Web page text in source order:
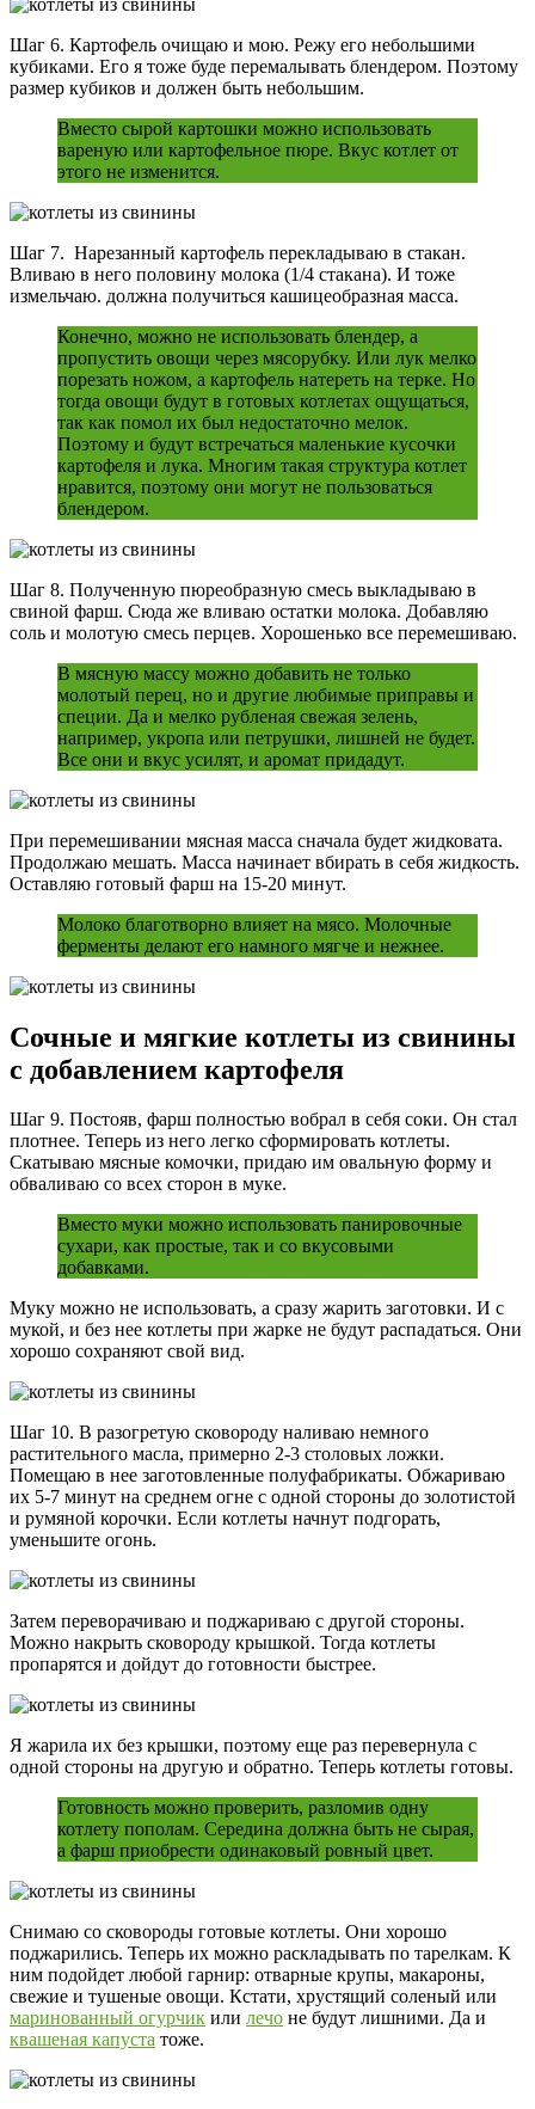
Шаг 6. Картофель очищаю и мою. Режу его небольшими
кубиками. Его я тоже буде перемалывать блендером. Поэтому
размер кубиков и должен быть небольшим.
Вместо сырой картошки можно использовать
вареную или картофельное пюре. Вкус котлет от
этого не изменится.
Шаг 7. Нарезанный картофель перекладываю в стакан.
Вливаю в него половину молока (1/4 стакана). И тоже
измельчаю. должна получиться кашицеобразная масса.
Конечно, можно не использовать блендер, а
пропустить овощи через мясорубку. Или лук мелко
порезать ножом, а картофель натереть на терке. Но
тогда овощи будут в готовых котлетах ощущаться,
так как помол их был недостаточно мелок.
Поэтому и будут встречаться маленькие кусочки
картофеля и лука. Многим такая структура котлет
нравится, поэтому они могут не пользоваться
блендером.
Шаг 8. Полученную пюреобразную смесь выкладываю в
свиной фарш. Сюда же вливаю остатки молока. Добавляю
соль и молотую смесь перцев. Хорошенько все перемешиваю.
В мясную массу можно добавить не только
молотый перец, но и другие любимые приправы и
специи. Да и мелко рубленая свежая зелень,
например, укропа или петрушки, лишней не будет.
Все они и вкус усилят, и аромат придадут.
При перемешивании мясная масса сначала будет жидковата.
Продолжаю мешать. Масса начинает вбирать в себя жидкость.
Оставляю готовый фарш на 15-20 минут.
Молоко благотворно влияет на мясо. Молочные
ферменты делают его намного мягче и нежнее.
Сочные и мягкие котлеты из свинины
с добавлением картофеля
Шаг 9. Постояв, фарш полностью вобрал в себя соки. Он стал
плотнее. Теперь из него легко сформировать котлеты.
Скатываю мясные комочки, придаю им овальную форму и
обваливаю со всех сторон в муке.
Вместо муки можно использовать панировочные
сухари, как простые, так и со вкусовыми
добавками.
Муку можно не использовать, а сразу жарить заготовки. И с
мукой, и без нее котлеты при жарке не будут распадаться. Они
хорошо сохраняют свой вид.
Шаг 10. В разогретую сковороду наливаю немного
растительного масла, примерно 2-3 столовых ложки.
Помещаю в нее заготовленные полуфабрикаты. Обжариваю
их 5-7 минут на среднем огне с одной стороны до золотистой
и румяной корочки. Если котлеты начнут подгорать,
уменьшите огонь.
Затем переворачиваю и поджариваю с другой стороны.
Можно накрыть сковороду крышкой. Тогда котлеты
пропарятся и дойдут до готовности быстрее.
Я жарила их без крышки, поэтому еще раз перевернула с
одной стороны на другую и обратно. Теперь котлеты готовы.
Готовность можно проверить, разломив одну
котлету пополам. Середина должна быть не сырая,
а фарш приобрести одинаковый ровный цвет.
Снимаю со сковороды готовые котлеты. Они хорошо
поджарились. Теперь их можно раскладывать по тарелкам. К
ним подойдет любой гарнир: отварные крупы, макароны,
свежие и тушеные овощи. Кстати, хрустящий соленый или
маринованный огурчик или лечо не будут лишними. Да и
квашеная капуста тоже.